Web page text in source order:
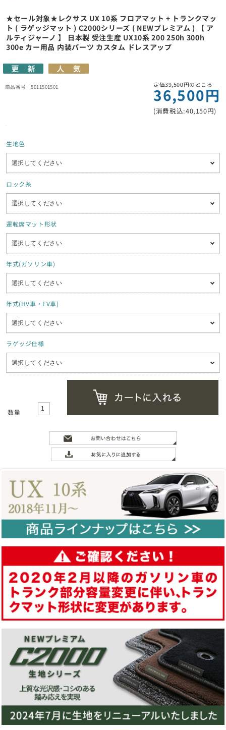
★セール対象★レクサス UX 10系 フロアマット + トランクマッ
ト ( ラゲッジマット ) C2000シリーズ ( NEWプレミアム ) 【 ア
ルティジャーノ 】 日本製 受注生産 UX10系 200 250h 300h
300e カー用品 内装パーツ カスタム ドレスアップ
5011501501 定価39,500円のところ
36,500円
(消費税込:40,150円)
生地色
ロック糸
運転席マット形状
年式(ガソリン車)
年式(HV車・EV車)
ラゲッジ仕様
数量